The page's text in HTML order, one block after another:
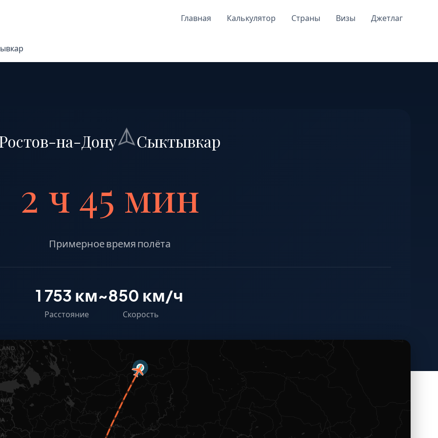
Главная Калькулятор Страны Визы Джетлаг
на-Дону Сыктывкар
2 ч 45 мин
Примерное время полёта
1 753 км
Расстояние
~850 км/ч
Скорость